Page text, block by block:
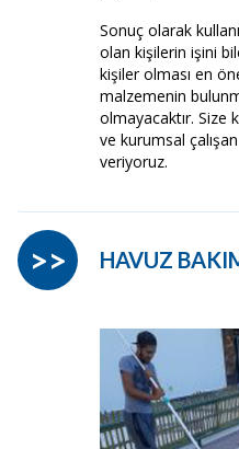
Sonuç olarak
olan kişilerin işini
kişiler olması en
malzemenin
olmayacaktır. Size
ve kurumsal
veriyoruz.
HAVUZ
>>